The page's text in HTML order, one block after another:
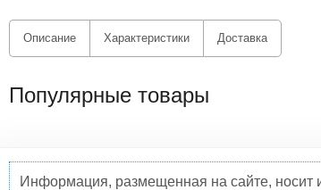
Описание Характеристики Доставка
Популярные товары
Информация, размещенная на сайте, носит